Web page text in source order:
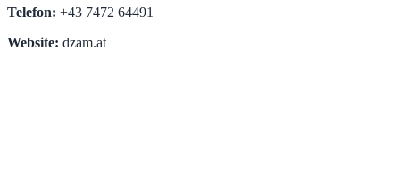
Telefon: +43 7472 64491
Website: dzam.at